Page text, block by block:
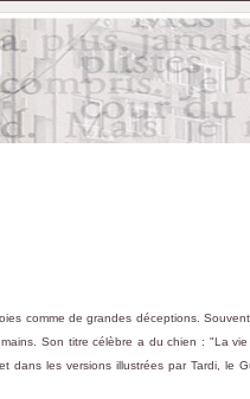
comme de grandes déceptions.
Son titre célèbre a du chien : "La
dans les versions illustrées par Tardi, le